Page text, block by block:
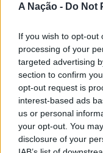
A Nação - Do Not
If you wish to opt-out
processing of your
targeted advertising
section to confirm
opt-out request is
interest-based ads
us or personal
your opt-out. You
disclosure of your
início de uma
ténis.
Apesar das
como Casper
Fokina (Espanha)
apresentou um
liderado pelo russo
série, pelo italiano
ATUALIDADE
Castelo
promete
património
“motores
económico